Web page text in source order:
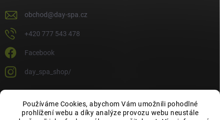
Používáme Cookies, abychom Vám umožnili pohodlné
prohlížení webu a díky analýze provozu webu neustále
obchod@day-spa.cz
+420 777 543 478
Facebook
day_spa_shop/
OCHRANA OSOBNÍCH ÚDAJŮ